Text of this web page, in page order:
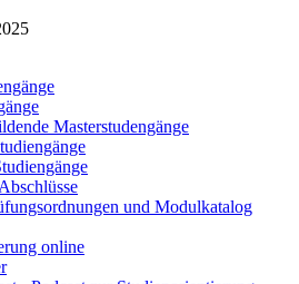
Masterstudengänge
und Modulkatalog
online